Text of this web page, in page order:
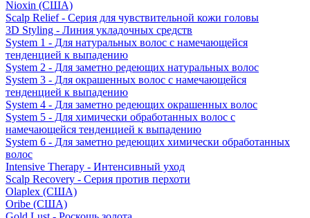
Nioxin (США)
Scalp Relief - Серия для чувствительной кожи головы
3D Styling - Линия укладочных средств
System 1 - Для натуральных волос с намечающейся
тенденцией к выпадению
System 2 - Для заметно редеющих натуральных волос
System 3 - Для окрашенных волос с намечающейся
тенденцией к выпадению
System 4 - Для заметно редеющих окрашенных волос
System 5 - Для химически обработанных волос с
намечающейся тенденцией к выпадению
System 6 - Для заметно редеющих химически обработанных
волос
Intensive Therapy - Интенсивный уход
Scalp Recovery - Серия против перхоти
Olaplex (США)
Oribe (США)